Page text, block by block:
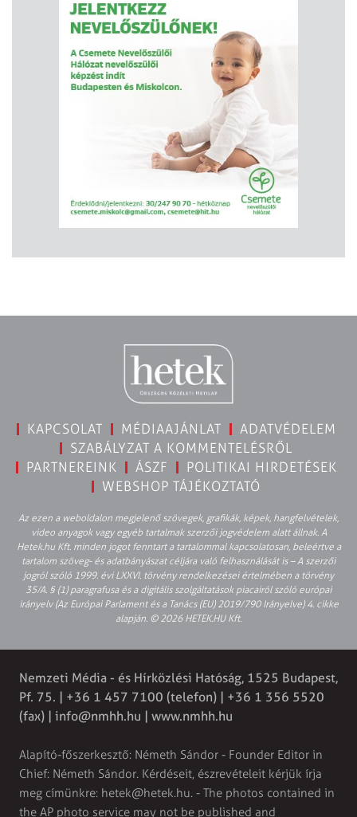
KAPCSOLAT MÉDIAAJÁNLAT
ADATVÉDELEM
SZABÁLYZAT A KOMMENTELÉSRŐL
PARTNEREINK
ÁSZF
POLITIKAI HIRDETÉSEK
WEBSHOP TÁJÉKOZTATÓ
Az ezen a weboldalon megjelenő szövegek, grafikák, képek, hangfelvételek,
video anyagok vagy egyéb tartalmak szerzői jogvédelem alatt állnak. A
Hetek.hu Kft. minden jogot fenntart a tartalommal kapcsolatosan, beleértve a
tartalom szöveg- és adatbányászat céljára való felhasználását is – A szerzői
jogról szóló 1999. évi LXXVI. törvény rendelkezései értelmében a törvény
35/A. § (1) paragrafusa és a digitális szolgáltatások piacairól szóló európai
irányelv (Az Európai Parlament és a Tanács (EU) 2019/790 Irányelve) 4. cikke
alapján. © 2026 HETEK.HU Kft.
Nemzeti Média - és Hírközlési Hatóság, 1525 Budapest,
Pf. 75. | +36 1 457 7100 (telefon) | +36 1 356 5520
(fax) | info@nmhh.hu | www.nmhh.hu
Alapító-főszerkesztő: Németh Sándor - Founder Editor in
Chief: Németh Sándor. Kérdéseit, észrevételeit kérjük írja
meg címünkre: hetek@hetek.hu. - The photos contained in
the AP photo service may not be published and